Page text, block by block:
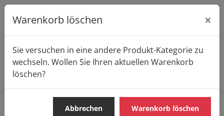
Warenkorb löschen ×
Sie versuchen in eine andere Produkt-Kategorie zu
wechseln. Wollen Sie Ihren aktuellen Warenkorb
löschen?
Abbrechen Warenkorb löschen
Startseite Produkte
Casa Pane
KALTGETRÄNKE